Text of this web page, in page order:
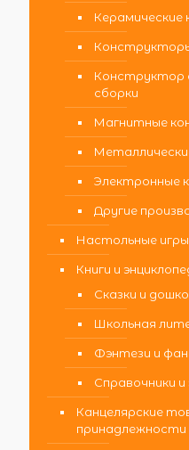
Конструктор
сборки
Магнитные
Электронные
Другие
Настольные игры
Книги и
Сказки и
Школьная
Фэнтези и
Справочники и
Канцелярские
принадлежности